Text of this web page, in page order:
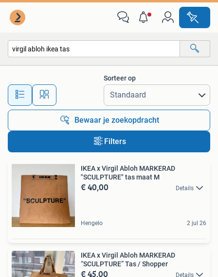
Alle afstanden…
Sorteer op
Bewaar je zoekopdracht
Filters
IKEA x Virgil Abloh MARKERAD
"SCULPTURE" tas maat M
€ 40,00 Details
Hengelo 2 jul 26
IKEA x Virgil Abloh MARKERAD
“SCULPTURE” Tas / Shopper
€ 45,00 Details